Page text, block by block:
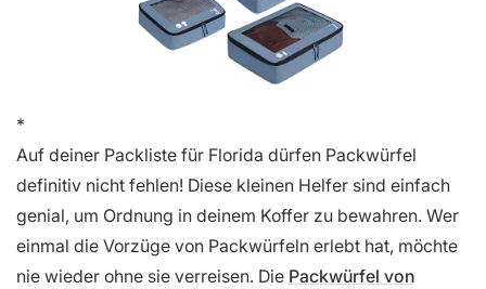
Auf deiner Packliste für Florida dürfen Packwürfel
definitiv nicht fehlen! Diese kleinen Helfer sind einfach
genial, um Ordnung in deinem Koffer zu bewahren. Wer
einmal die Vorzüge von Packwürfeln erlebt hat, möchte
nie wieder ohne sie verreisen. Die Packwürfel von